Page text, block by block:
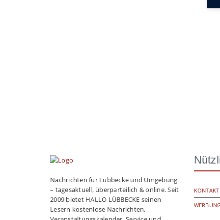
Nachrichten für Lübbecke und Umgebung
– tagesaktuell, überparteilich & online. Seit
2009 bietet HALLO LÜBBECKE seinen
Lesern kostenlose Nachrichten,
KONTAKT